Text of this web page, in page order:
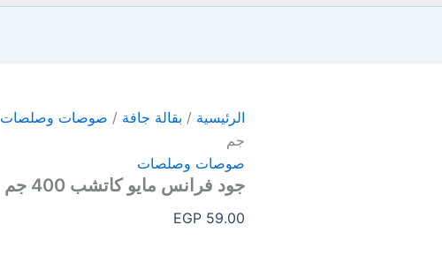
الرئيسية / بقالة جافة / صوصات وصلصات
جم
صوصات وصلصات
جود فرانس مايو كاتشب 400 جم
EGP59.00